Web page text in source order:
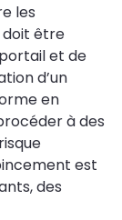
les
doit être
et de
d’un
en
à des
est
des